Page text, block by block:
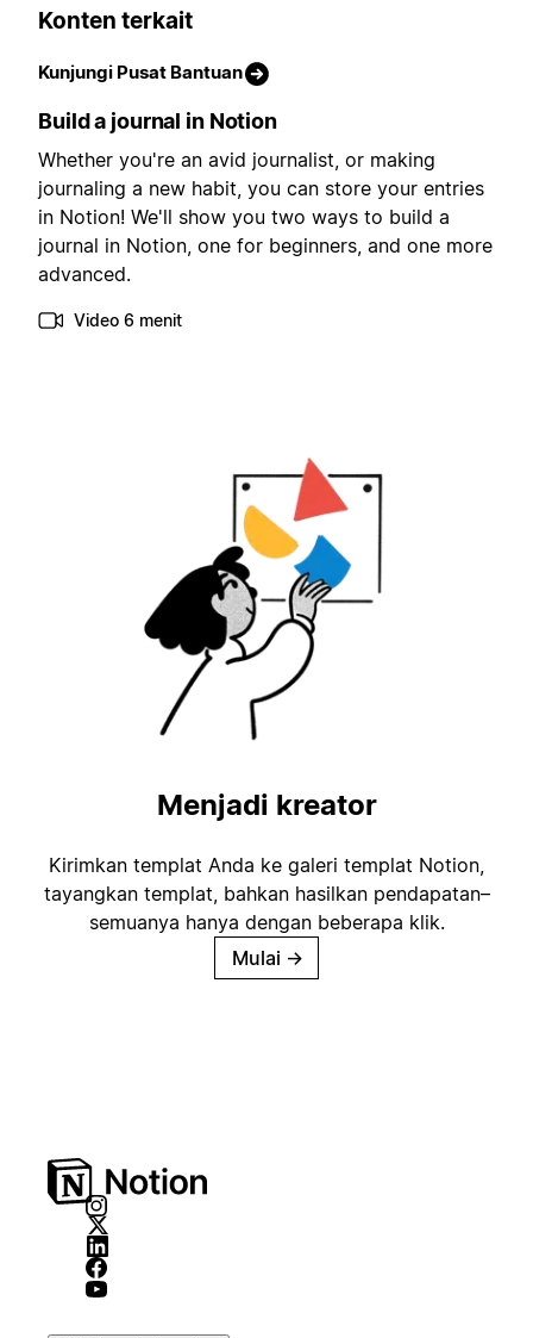
Konten terkait
Kunjungi Pusat Bantuan
Build a journal in Notion
Whether you're an avid journalist, or making
journaling a new habit, you can store your entries
in Notion! We'll show you two ways to build a
journal in Notion, one for beginners, and one more
advanced.
Video 6 menit
Menjadi kreator
Kirimkan templat Anda ke galeri templat Notion,
tayangkan templat, bahkan hasilkan pendapatan–
semuanya hanya dengan beberapa klik.
Mulai →